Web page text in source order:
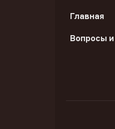
Главная
Вопросы